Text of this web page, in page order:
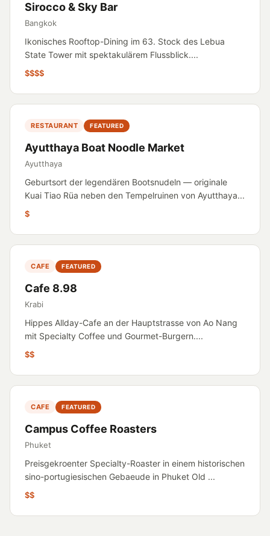
Sirocco & Sky Bar
Bangkok
Ikonisches Rooftop-Dining im 63. Stock des Lebua
State Tower mit spektakulärem Flussblick....
$$$$
RESTAURANT FEATURED
Ayutthaya Boat Noodle Market
Ayutthaya
Geburtsort der legendären Bootsnudeln — originale
Kuai Tiao Rüa neben den Tempelruinen von Ayutthaya...
$
CAFE FEATURED
Cafe 8.98
Krabi
Hippes Allday-Cafe an der Hauptstrasse von Ao Nang
mit Specialty Coffee und Gourmet-Burgern....
$$
CAFE FEATURED
Campus Coffee Roasters
Phuket
Preisgekroenter Specialty-Roaster in einem historischen
sino-portugiesischen Gebaeude in Phuket Old ...
$$